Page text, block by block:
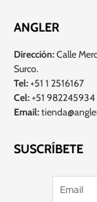
ANGLER
Dirección:Calle
Surco.
Tel:+51 1 2516167
Cel:+51 982245934
Email:
SUSCRÍBETE